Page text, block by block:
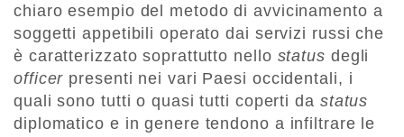
chiaro esempio del metodo di avvicinamento a
soggetti appetibili operato dai servizi russi che
è caratterizzato soprattutto nello status degli
officer presenti nei vari Paesi occidentali, i
quali sono tutti o quasi tutti coperti da status
diplomatico e in genere tendono a infiltrare le